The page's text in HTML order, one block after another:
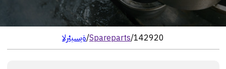
الرئيسية/Spareparts/142920